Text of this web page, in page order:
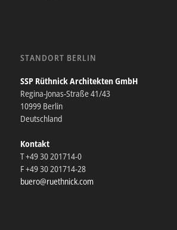
STANDORT BERLIN
SSP Rüthnick Architekten GmbH
Regina-Jonas-Straße 41/43
10999 Berlin
Deutschland
Kontakt
T +49 30 201714-0
F +49 30 201714-28
buero@ruethnick.com